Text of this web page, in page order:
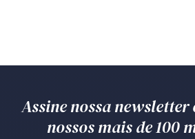
Assine nossa newsletter
nossos mais de 100